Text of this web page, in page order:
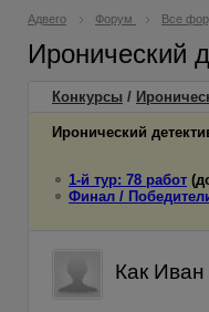
Адвего Форум Все
Иронический
Конкурсы /
Иронический
1-й тур: 78 работ
Финал /
Как